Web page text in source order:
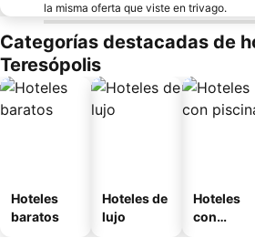
la misma oferta que viste en trivago.
Categorías destacadas de
Teresópolis
Hoteles
baratos
Hoteles de
lujo
Hoteles
con